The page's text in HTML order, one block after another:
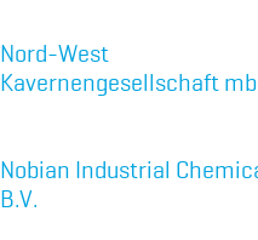
Nord-West
Kavernengesellschaft
Nobian Industrial
B.V.